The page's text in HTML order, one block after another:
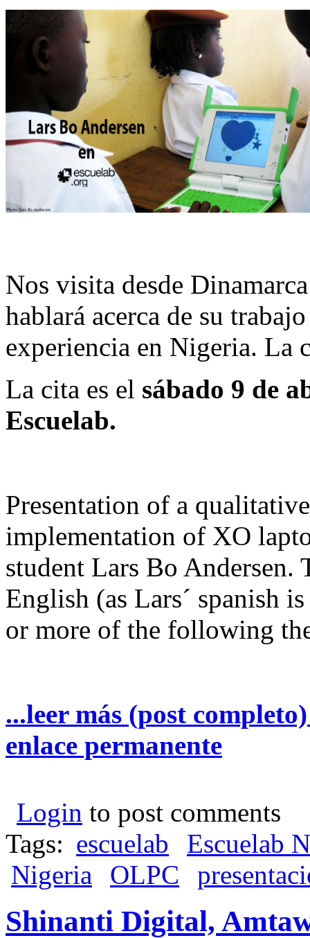
Nos visita desde
hablará acerca de su
experiencia en Nigeria. La
La cita es el sábado 9 de
Escuelab.
Presentation of a
implementation of XO
student Lars Bo
English (as Lars´ spanish
or more of the following
...leer más (post
enlace permanente
Login to post comments
Tags: escuelab
Escuelab
Nigeria
OLPC
Shinanti Digital,